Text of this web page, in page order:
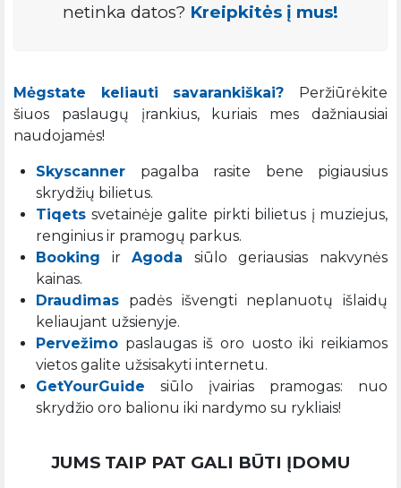
netinka datos? Kreipkitės į mus!
Mėgstate keliauti savarankiškai? Peržiūrėkite
šiuos paslaugų įrankius, kuriais mes dažniausiai
naudojamės!
Skyscanner pagalba rasite bene pigiausius
skrydžių bilietus.
Tiqets svetainėje galite pirkti bilietus į muziejus,
renginius ir pramogų parkus.
Booking irAgoda siūlo geriausias nakvynės
kainas.
Draudimas padės išvengti neplanuotų išlaidų
keliaujant užsienyje.
Pervežimo paslaugas iš oro uosto iki reikiamos
vietos galite užsisakyti internetu.
GetYourGuide siūlo įvairias pramogas: nuo
skrydžio oro balionu iki nardymo su rykliais!
JUMS TAIP PAT GALI BŪTI ĮDOMU